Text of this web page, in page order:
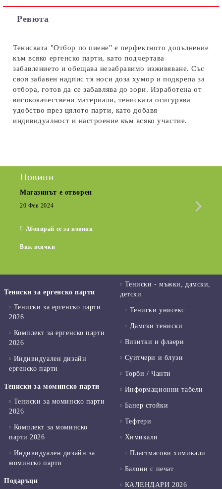
Ревюта
Тениската "Отбор по пиене" е перфектното допълнение
към всяко ергенско парти, като подчертава
забавлението и обещава незабравимо изживяване. Със
своя забавен надпис тя носи доза хумор и подкрепа за
отбора, готов да се забавлява до зори. Изработена от
висококачествени материали, тениската осигурява
удобство през цялото парти, като добавя
индивидуалност и настроение към всяко участие.
Новини
Магазинът е отворен
20 Фев 2024
Абонирай се за новини
Виж всички
Тениски за ергенско парти
Тениски за ергенско парти
2026
Комплект за ергенско парти
2026
Индивидуален дизайн
ергенско парти
Тениски за моминско парти
Тениски за моминско парти
2026
Комплект за моминско
парти 2026
Индивидуален дизайн за
моминско парти
Подаръци
Тениски - мъжки, дамски,
детски
Тениски унисекс
Дамски тениски
Визитки и флаери
Суитчери и блузи
Торби / Чанти
Информационни табели
Банер стойки
Тефтери
Химикали
Пластмасови химикали
Балони с печат
КАЛЕНДАРИ 2026